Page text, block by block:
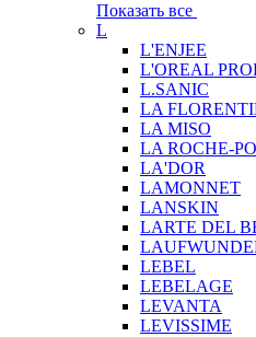
Показать все
L
L'ENJEE
L'OREAL
L.SANIC
LA
LA MISO
LA ROCHE-
LA'DOR
LAMONNET
LANSKIN
LARTE DEL
LEBEL
LEBELAGE
LEVANTA
LEVISSIME